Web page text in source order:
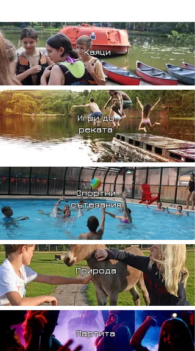
Каяци
Игри до
реката
Спортни
сътезания
Природа
Партита